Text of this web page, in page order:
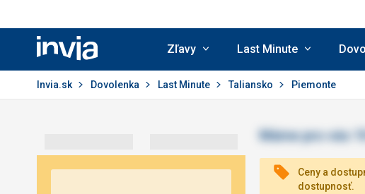
Invia.sk
Zľavy Last Minute
Invia.sk Dovolenka Last Minute Taliansko Piemonte
Ceny a
dostupnosť.